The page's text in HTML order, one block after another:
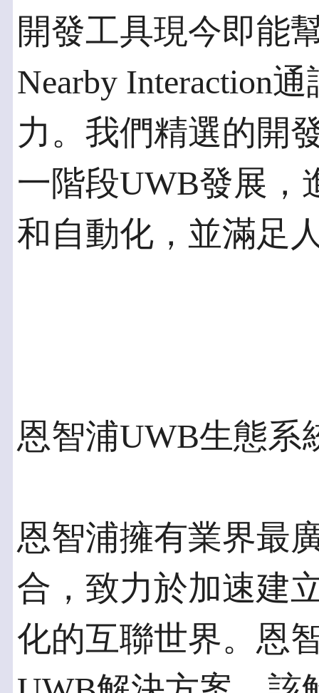
開發工具現今即能
Nearby Interaction
力。我們精選的開
一階段UWB發展，
和自動化，並滿足
恩智浦UWB生態系
恩智浦擁有業界最
合，致力於加速建
化的互聯世界。恩